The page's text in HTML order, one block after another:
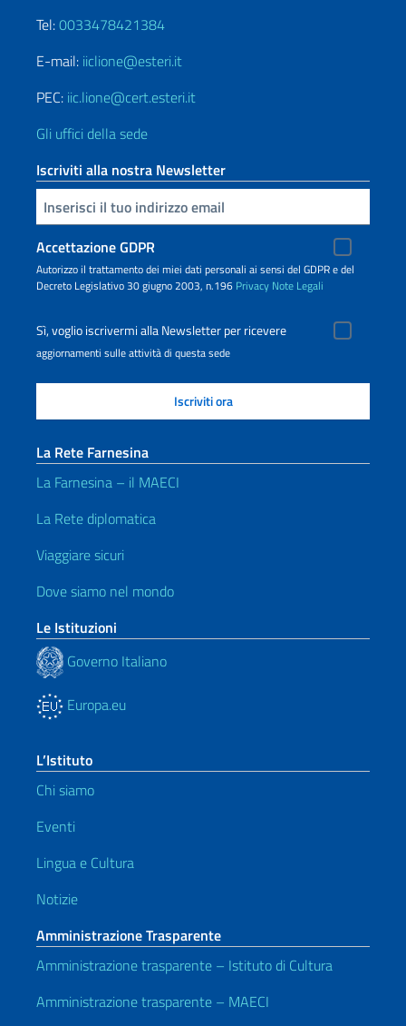
Tel:0033478421384
E-mail: iiclione@esteri.it
PEC: iic.lione@cert.esteri.it
Gli uffici della sede
Iscriviti alla nostra Newsletter
Inserisci la tua email
Accettazione GDPR
Autorizzo il trattamento dei miei dati personali ai sensi del GDPR e del
Decreto Legislativo 30 giugno 2003, n.196 Privacy Note Legali
Sì, voglio iscrivermi alla Newsletter per ricevere
aggiornamenti sulle attività di questa sede
La Rete Farnesina
La Farnesina – il MAECI
La Rete diplomatica
Viaggiare sicuri
Dove siamo nel mondo
Le Istituzioni
Governo Italiano
Europa.eu
L’Istituto
Chi siamo
Eventi
Lingua e Cultura
Notizie
Amministrazione Trasparente
Amministrazione trasparente – Istituto di Cultura
Amministrazione trasparente – MAECI